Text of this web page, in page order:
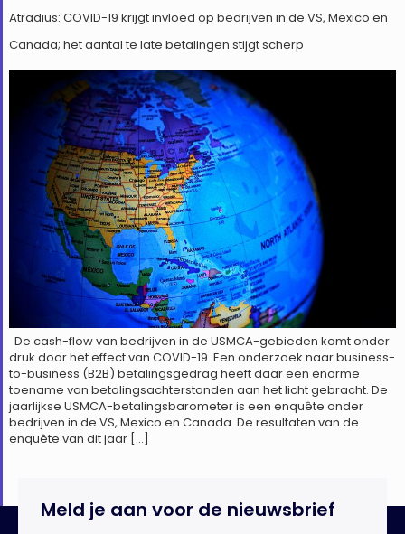
Atradius: COVID-19 krijgt invloed op bedrijven in de VS, Mexico en
Canada; het aantal te late betalingen stijgt scherp
De cash-flow van bedrijven in de USMCA-gebieden komt onder
druk door het effect van COVID-19. Een onderzoek naar business-
to-business (B2B) betalingsgedrag heeft daar een enorme
toename van betalingsachterstanden aan het licht gebracht. De
jaarlijkse USMCA-betalingsbarometer is een enquête onder
bedrijven in de VS, Mexico en Canada. De resultaten van de
enquête van dit jaar […]
Meld je aan voor de nieuwsbrief